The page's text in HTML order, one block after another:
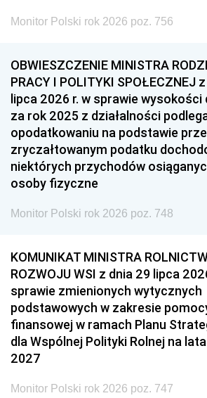
Monitor Polski rok 2026 poz. 756
OBWIESZCZENIE MINISTRA
PRACY I POLITYKI SPOŁECZNEJ
lipca 2026 r. w sprawie wysokości
za rok 2025 z działalności
opodatkowaniu na podstawie
zryczałtowanym podatku
niektórych przychodów
osoby fizyczne
Monitor Polski rok 2026 poz. 748
KOMUNIKAT MINISTRA
ROZWOJU WSI z dnia 29 lipca
sprawie zmienionych wytycznych
podstawowych w zakresie
finansowej w ramach Planu
dla Wspólnej Polityki Rolnej na
2027
Monitor Polski rok 2026 poz. 747